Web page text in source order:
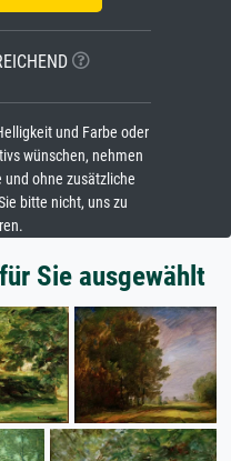
und Farbe oder
wünschen, nehmen
ohne zusätzliche
bitte nicht, uns zu
Sie ausgewählt